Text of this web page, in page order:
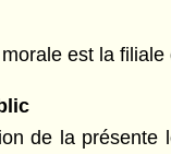
est la
de la présente